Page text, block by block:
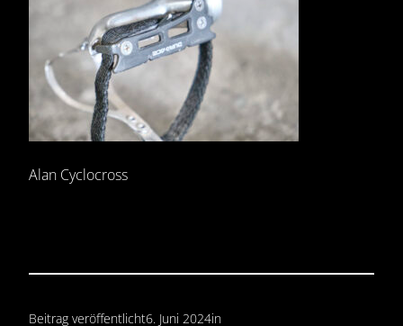
Alan Cyclocross
Beitrag veröffentlicht6. Juni 2024in